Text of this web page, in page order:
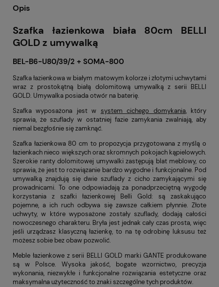
Opis
Szafka łazienkowa biała 80cm BELLI
GOLD z umywalką
BEL-B6-U80/39/2 + SOMA-800
Szafka łazienkowa w białym matowym kolorze i złotymi uchwytami
wraz z prostokątną białą dolomitową umywalką z serii BELLI
GOLD. Umywalka posiada otwór na baterię.
Szafka wyposażona jest w system cichego domykania, który
sprawia, że szuflady w ostatniej fazie zamykania zwalniają, aby
niemal bezgłośnie się zamknąć.
Szafka łazienkowa 80 cm to propozycja przygotowana z myślą o
łazienkach nieco większych oraz skromnych pokojach kąpielowych.
Szerokie ranty dolomitowej umywalki zastępują blat meblowy, co
sprawia, że jest to rozwiązanie bardzo wygodne i funkcjonalne. Pod
umywalką znajdują się dwie szuflady z cicho zamykającymi się
prowadnicami. To one odpowiadają za ponadprzeciętną wygodę
korzystania z szafki łazienkowej Belli Gold: są zaskakująco
pojemne, a ich ruch odbywa się zawsze całkiem płynnie. Złote
uchwyty, w które wyposażone zostały szuflady, dodają całości
nowoczesnego charakteru. Bryła jest jednak cały czas prosta, więc
jeśli urządzasz klasyczną łazienkę, to na tę odrobinę luksusu też
możesz sobie bez obaw pozwolić.
Meble łazienkowe z serii BELLI GOLD marki GANTE produkowane
są w Polsce. Wysoka jakość, bogate wzornictwo, precyzja
wykonania, niezwykłe i funkcjonalne rozwiązania estetyczne oraz
maksymalna użyteczność to znaki szczególne tych produktów.